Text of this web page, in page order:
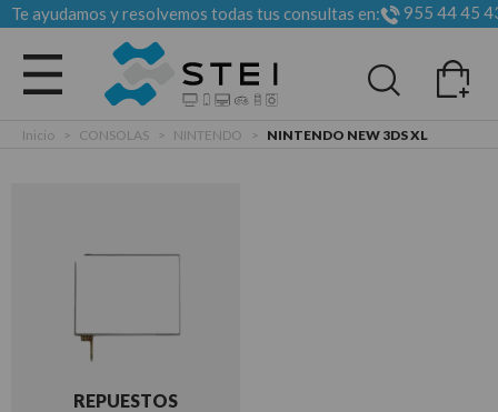
Te ayudamos y resolvemos todas tus consultas en: 955 44 45
Todas las categorias
Inicio > CONSOLAS > NINTENDO > NINTENDO NEW 3DS XL
REPUESTOS